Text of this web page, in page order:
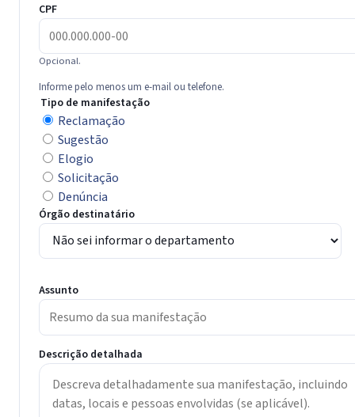
CPF
Opcional.
Informe pelo menos um e-mail ou telefone.
Tipo de manifestação
Reclamação
Sugestão
Elogio
Solicitação
Denúncia
Órgão destinatário
Assunto
Descrição detalhada